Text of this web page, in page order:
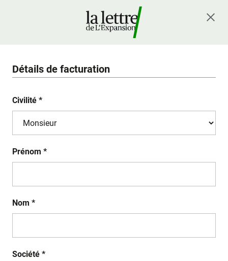
Détails de facturation
Civilité *
Prénom *
Nom *
Société *